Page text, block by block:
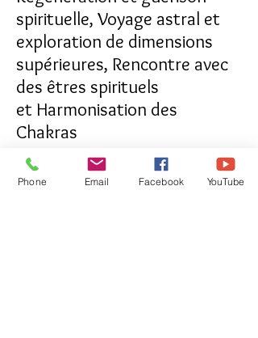
spirituelle, Voyage astral et
exploration de dimensions
supérieures, Rencontre avec
des êtres spirituels
et Harmonisation des
Chakras
Vendredi 7 juin​​ :
Phone Email Facebook YouTube